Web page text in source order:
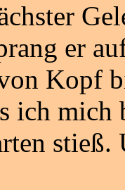
er
Kopf
ich